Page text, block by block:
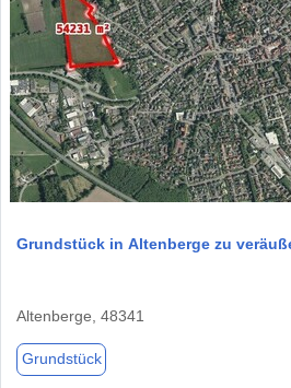
Grundstück in Altenberge zu
Altenberge, 48341
Grundstück